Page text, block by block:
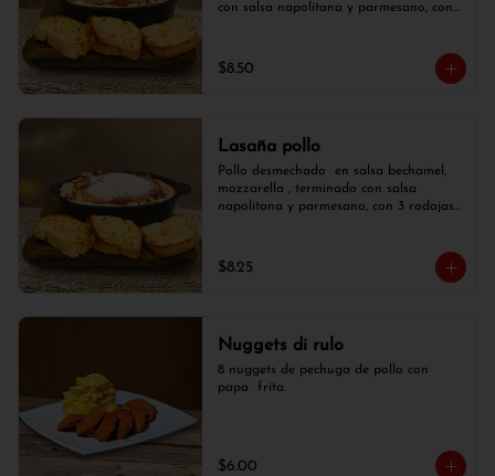
con salsa napolitana y parmesano, con
$8.50
Lasaña pollo
Pollo desmechado  en salsa bechamel,
mozzarella , terminado con salsa
napolitana y parmesano, con 3 rodajas
$8.25
Nuggets di rulo
8 nuggets de pechuga de pollo con
papa  frita.
$6.00